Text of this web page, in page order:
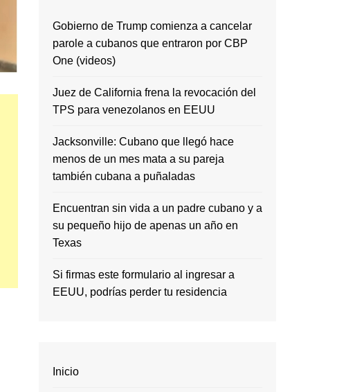
Gobierno de Trump comienza a cancelar
parole a cubanos que entraron por CBP
One (videos)
Juez de California frena la revocación del
TPS para venezolanos en EEUU
Jacksonville: Cubano que llegó hace
menos de un mes mata a su pareja
también cubana a puñaladas
Encuentran sin vida a un padre cubano y a
su pequeño hijo de apenas un año en
Texas
Si firmas este formulario al ingresar a
EEUU, podrías perder tu residencia
Inicio